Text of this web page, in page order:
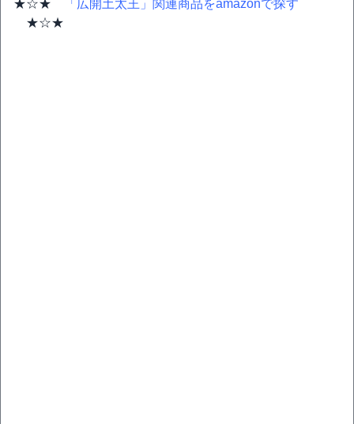
★☆★
「広開土太王」関連商品をamazonで探す
★☆★